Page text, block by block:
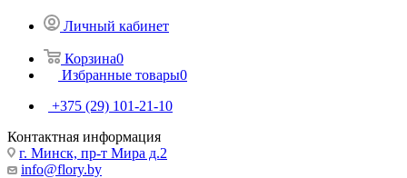
Личный кабинет
Корзина0
Избранные товары0
+375 (29) 101-21-10
Контактная информация
г. Минск, пр-т Мира д.2
info@flory.by